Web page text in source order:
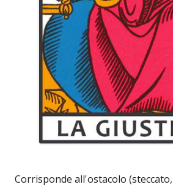
Corrisponde all'ostacolo